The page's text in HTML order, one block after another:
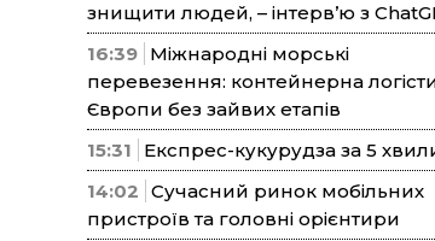
знищити людей, – інтерв’ю з
16:39 Міжнародні морські
перевезення: контейнерна
Європи без зайвих етапів
15:31
Експрес-кукурудза за 5
14:02 Сучасний ринок мобільних
пристроїв та головні орієнтири